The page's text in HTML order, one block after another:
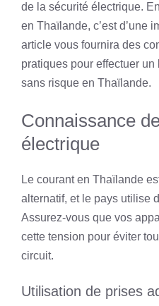
de la sécurité électrique.
en Thaïlande, c’est d’une
article vous fournira des
pratiques pour effectuer
sans risque en Thaïlande.
Connaissance
électrique
Le courant en Thaïlande
alternatif, et le pays utilise
Assurez-vous que vos
cette tension pour éviter
circuit.
Utilisation de prises